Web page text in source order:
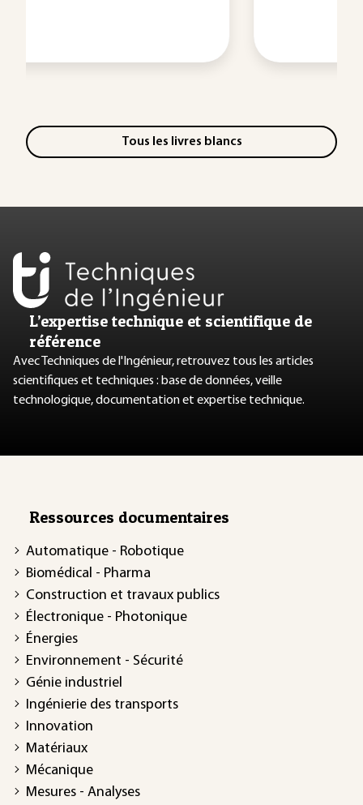
Tous les livres blancs
L’expertise technique et scientifique de
référence
Avec Techniques de l'Ingénieur, retrouvez tous les articles
scientifiques et techniques : base de données, veille
technologique, documentation et expertise technique.
Ressources documentaires
Automatique - Robotique
Biomédical - Pharma
Construction et travaux publics
Électronique - Photonique
Énergies
Environnement - Sécurité
Génie industriel
Ingénierie des transports
Innovation
Matériaux
Mécanique
Mesures - Analyses